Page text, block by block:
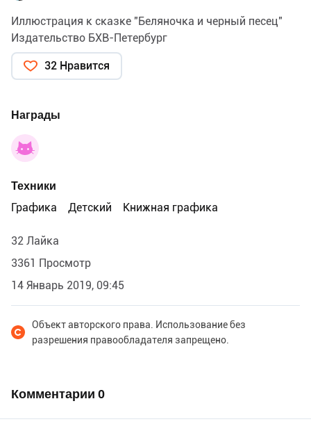
Иллюстрация к сказке "Беляночка и черный песец"
Издательство БХВ-Петербург
32 Нравится
Награды
Техники
Графика
Детский Книжная графика
32 Лайка
3361 Просмотр
14 Январь 2019, 09:45
Объект авторского права. Использование без
разрешения правообладателя запрещено.
Комментарии 0